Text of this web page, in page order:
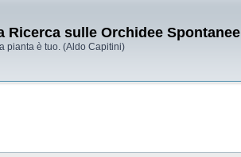
Ricerca sulle Orchidee Spontanee
pianta è tuo. (Aldo Capitini)